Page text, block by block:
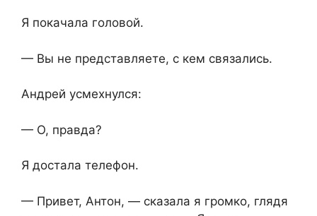
Я покачала головой.
— Вы не представляете, с кем связались.
Андрей усмехнулся:
— О, правда?
Я достала телефон.
— Привет, Антон, — сказала я громко, глядя